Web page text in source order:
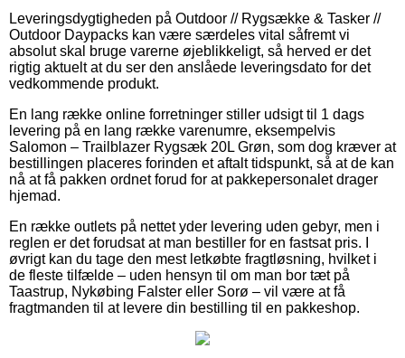
Leveringsdygtigheden på Outdoor // Rygsække & Tasker //
Outdoor Daypacks kan være særdeles vital såfremt vi
absolut skal bruge varerne øjeblikkeligt, så herved er det
rigtig aktuelt at du ser den anslåede leveringsdato for det
vedkommende produkt.
En lang række online forretninger stiller udsigt til 1 dags
levering på en lang række varenumre, eksempelvis
Salomon – Trailblazer Rygsæk 20L Grøn, som dog kræver at
bestillingen placeres forinden et aftalt tidspunkt, så at de kan
nå at få pakken ordnet forud for at pakkepersonalet drager
hjemad.
En række outlets på nettet yder levering uden gebyr, men i
reglen er det forudsat at man bestiller for en fastsat pris. I
øvrigt kan du tage den mest letkøbte fragtløsning, hvilket i
de fleste tilfælde – uden hensyn til om man bor tæt på
Taastrup, Nykøbing Falster eller Sorø – vil være at få
fragtmanden til at levere din bestilling til en pakkeshop.